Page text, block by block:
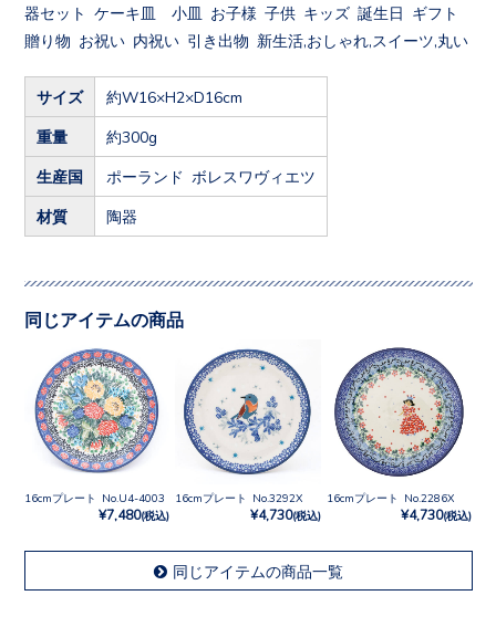
器セット ケーキ皿 小皿 お子様 子供 キッズ 誕生日 ギフト
贈り物 お祝い 内祝い 引き出物 新生活,おしゃれ,スイーツ,丸い
サイズ 約W16×H2×D16cm
重量 約300g
生産国 ポーランド ボレスワヴィエツ
材質 陶器
同じアイテムの商品
16cmプレート No.U4-4003
¥7,480(税込)
16cmプレート No.3292X
¥4,730(税込)
16cmプレート No.2286X
¥4,730(税込)
同じアイテムの商品一覧